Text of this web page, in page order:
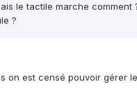
le tactile marche comment
?
on est censé pouvoir gérer